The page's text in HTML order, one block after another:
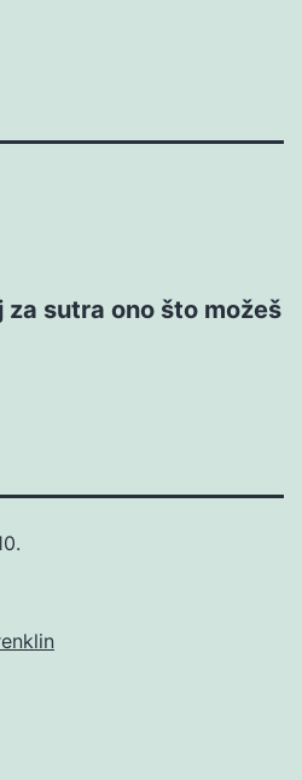
sutra ono što možeš